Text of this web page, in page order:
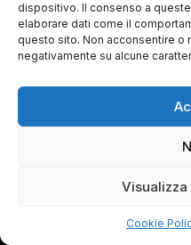
dispositivo. Il consenso a
elaborare dati come il
questo sito. Non acconsentire o
negativamente su alcune
Cookie